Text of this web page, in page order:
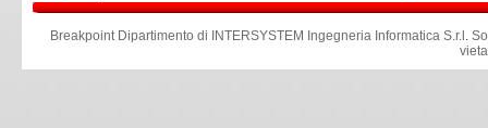
Breakpoint Dipartimento di INTERSYSTEM Ingegneria Informatica S.r.l .